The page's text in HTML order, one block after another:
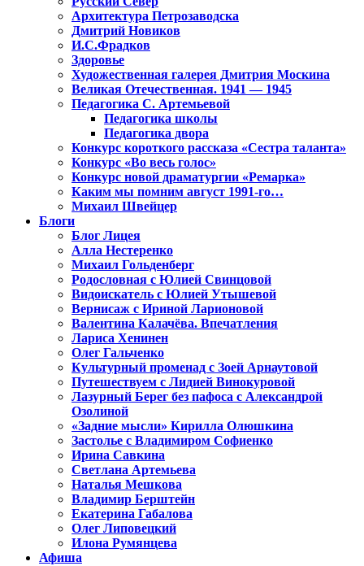
Архитектура Петрозаводска
Дмитрий Новиков
И.С.Фрадков
Здоровье
Художественная галерея Дмитрия Москина
Великая Отечественная. 1941 — 1945
Педагогика С. Артемьевой
Педагогика школы
Педагогика двора
Конкурс короткого рассказа «Сестра таланта»
Конкурс «Во весь голос»
Конкурс новой драматургии «Ремарка»
Каким мы помним август 1991-го…
Михаил Швейцер
Блоги
Блог Лицея
Алла Нестеренко
Михаил Гольденберг
Родословная с Юлией Свинцовой
Видоискатель с Юлией Утышевой
Вернисаж с Ириной Ларионовой
Валентина Калачёва. Впечатления
Лариса Хенинен
Олег Гальченко
Культурный променад с Зоей Арнаутовой
Путешествуем с Лидией Винокуровой
Лазурный Берег без пафоса с Александрой
Озолиной
«Задние мысли» Кирилла Олюшкина
Застолье с Владимиром Софиенко
Ирина Савкина
Светлана Артемьева
Наталья Мешкова
Владимир Берштейн
Екатерина Габалова
Олег Липовецкий
Илона Румянцева
Афиша